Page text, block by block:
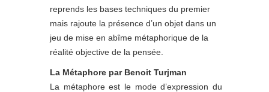
reprends les bases techniques du premier
mais rajoute la présence d’un objet dans un
jeu de mise en abîme métaphorique de la
réalité objective de la pensée.
La Métaphore par Benoit Turjman
La métaphore est le mode d’expression du